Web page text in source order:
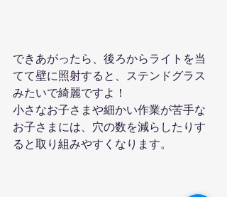
できあがったら、後ろからライトを当
てて壁に照射すると、ステンドグラス
みたいで綺麗ですよ！
小さなお子さまや細かい作業が苦手な
お子さまには、穴の数を減らしたりす
ると取り組みやすくなります。